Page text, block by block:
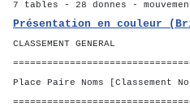
7 tables - 28 donnes -
Présentation en couleur
CLASSEMENT GENERAL
Place Paire Noms